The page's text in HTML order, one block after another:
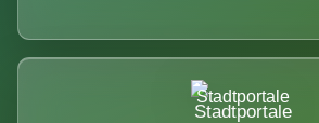
Stadtportale